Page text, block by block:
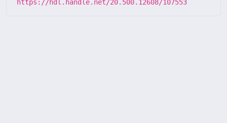
https://hdl.handle.net/20.500.12608/107553